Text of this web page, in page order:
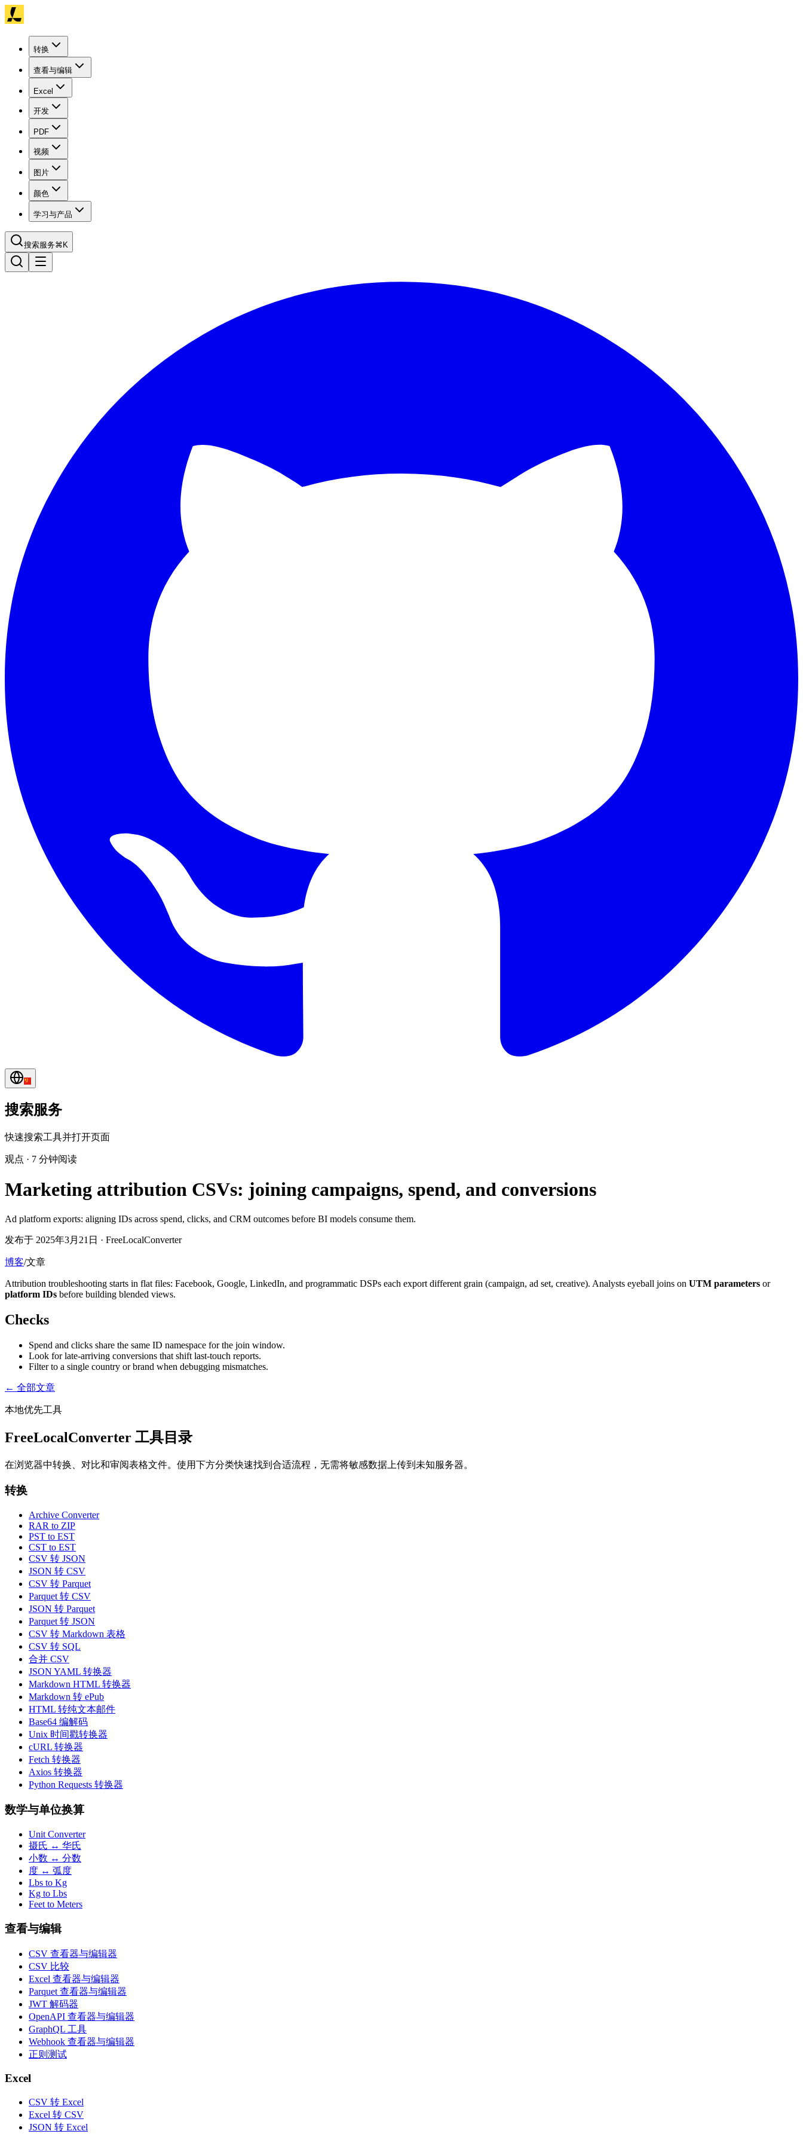
转换
查看与编辑
Excel
开发
PDF
视频
图片
颜色
学习与产品
搜索服务⌘K
搜索服务
快速搜索工具并打开页面
观点 · 7 分钟阅读
Marketing attribution CSVs: joining campaigns, spend, and conversions
Ad platform exports: aligning IDs across spend, clicks, and CRM outcomes before BI models consume them.
发布于 2025年3月21日 · FreeLocalConverter
博客/文章
Attribution troubleshooting starts in flat files: Facebook, Google, LinkedIn, and programmatic DSPs each export different grain (campaign, ad set, creative). Analysts eyeball joins on UTM parameters or
platform IDs before building blended views.
Checks
Spend and clicks share the same ID namespace for the join window.
Look for late-arriving conversions that shift last-touch reports.
Filter to a single country or brand when debugging mismatches.
← 全部文章
本地优先工具
FreeLocalConverter 工具目录
在浏览器中转换、对比和审阅表格文件。使用下方分类快速找到合适流程，无需将敏感数据上传到未知服务器。
转换
Archive Converter
RAR to ZIP
PST to EST
CST to EST
CSV 转 JSON
JSON 转 CSV
CSV 转 Parquet
Parquet 转 CSV
JSON 转 Parquet
Parquet 转 JSON
CSV 转 Markdown 表格
CSV 转 SQL
合并 CSV
JSON YAML 转换器
Markdown HTML 转换器
Markdown 转 ePub
HTML 转纯文本邮件
Base64 编解码
Unix 时间戳转换器
cURL 转换器
Fetch 转换器
Axios 转换器
Python Requests 转换器
数学与单位换算
Unit Converter
摄氏 ↔ 华氏
小数 ↔ 分数
度 ↔ 弧度
Lbs to Kg
Kg to Lbs
Feet to Meters
查看与编辑
CSV 查看器与编辑器
CSV 比较
Excel 查看器与编辑器
Parquet 查看器与编辑器
JWT 解码器
OpenAPI 查看器与编辑器
GraphQL 工具
Webhook 查看器与编辑器
正则测试
Excel
CSV 转 Excel
Excel 转 CSV
JSON 转 Excel